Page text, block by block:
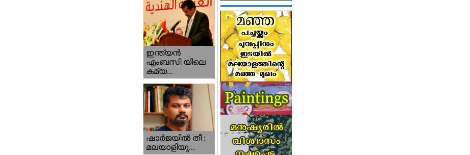
ഇന്ത്യന്‍
എംബസി യിലെ
കമ്യ...
ഷാര്‍ജയില്‍ തീ :
മലയാളിയു...